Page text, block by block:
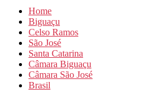
Home
Biguaçu
Celso Ramos
São José
Santa Catarina
Câmara Biguaçu
Câmara São José
Brasil